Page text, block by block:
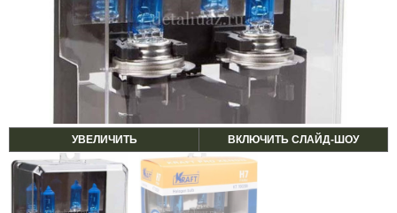
УВЕЛИЧИТЬ ВКЛЮЧИТЬ СЛАЙД-ШОУ